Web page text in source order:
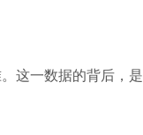
这一数据的背后，